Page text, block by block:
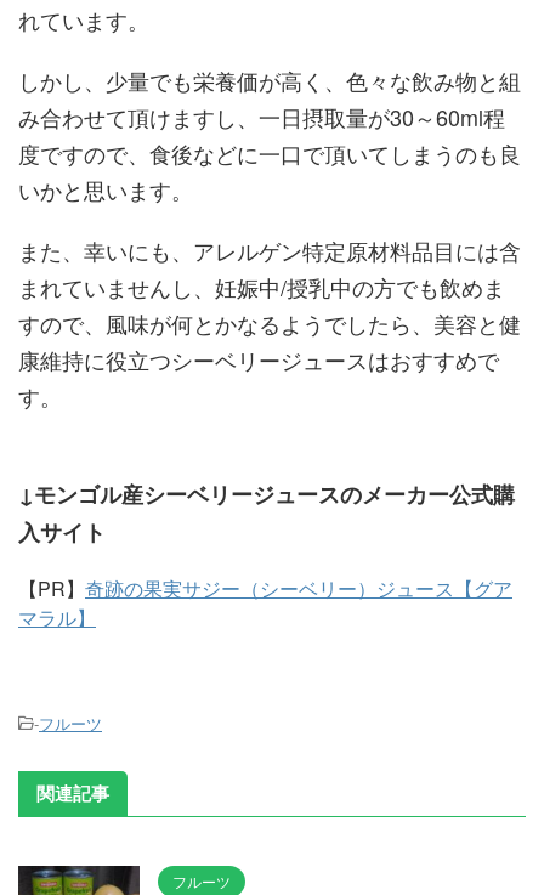
れています。
しかし、少量でも栄養価が高く、色々な飲み物と組
み合わせて頂けますし、一日摂取量が30～60ml程
度ですので、食後などに一口で頂いてしまうのも良
いかと思います。
また、幸いにも、アレルゲン特定原材料品目には含
まれていませんし、妊娠中/授乳中の方でも飲めま
すので、風味が何とかなるようでしたら、美容と健
康維持に役立つシーベリージュースはおすすめで
す。
↓モンゴル産シーベリージュースのメーカー公式購
入サイト
【PR】 奇跡の果実サジー（シーベリー）ジュース【グア
マラル】
-フルーツ
関連記事
フルーツ